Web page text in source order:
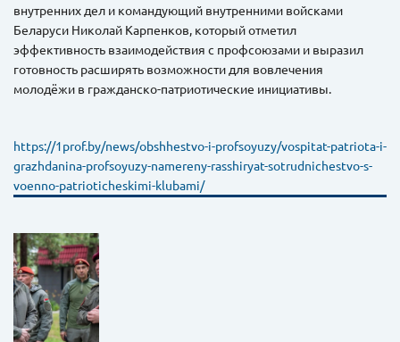
внутренних дел и командующий внутренними войсками
Беларуси Николай Карпенков, который отметил
эффективность взаимодействия с профсоюзами и выразил
готовность расширять возможности для вовлечения
молодёжи в гражданско-патриотические инициативы.
https://1prof.by/news/obshhestvo-i-profsoyuzy/vospitat-patriota-i-
grazhdanina-profsoyuzy-namereny-rasshiryat-sotrudnichestvo-s-
voenno-patrioticheskimi-klubami/